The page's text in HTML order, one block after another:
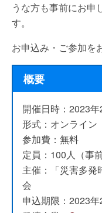
うな方も事前にお申
す。
お申込み・ご参加を
概要
開催日時：2023
形式：オンライン
参加費：無料
定員：100人（事
主催：「災害多発
会
申込期限：2023